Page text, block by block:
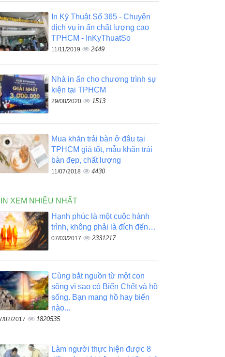
In Kỹ Thuật Số 365 - Chuyên
dịch vụ in ấn chất lượng cao
TPHCM - InKyThuatSo
11/11/2019 2449
Nhà in ấn cho chương trình sự
kiện tại TPHCM
29/08/2020 1513
Mua khăn trải bàn ở đâu tại
TPHCM giá tốt, mẫu khăn trải
bàn đẹp, chất lượng
11/07/2018 4430
XEM NHIỀU NHẤT
Hạnh phúc là một cuộc hành
trình, không phải là đích đến…
07/03/2017 2331217
Cùng bắt nguồn từ một con
sông vì sao có Biển Chết và hồ
sống. Bạn mang hồ hay biển
nào...
02/2017 1820535
Làm người thực hiện được 8